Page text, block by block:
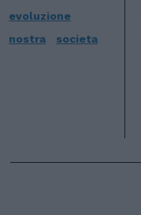
evoluzione
nostra
societa